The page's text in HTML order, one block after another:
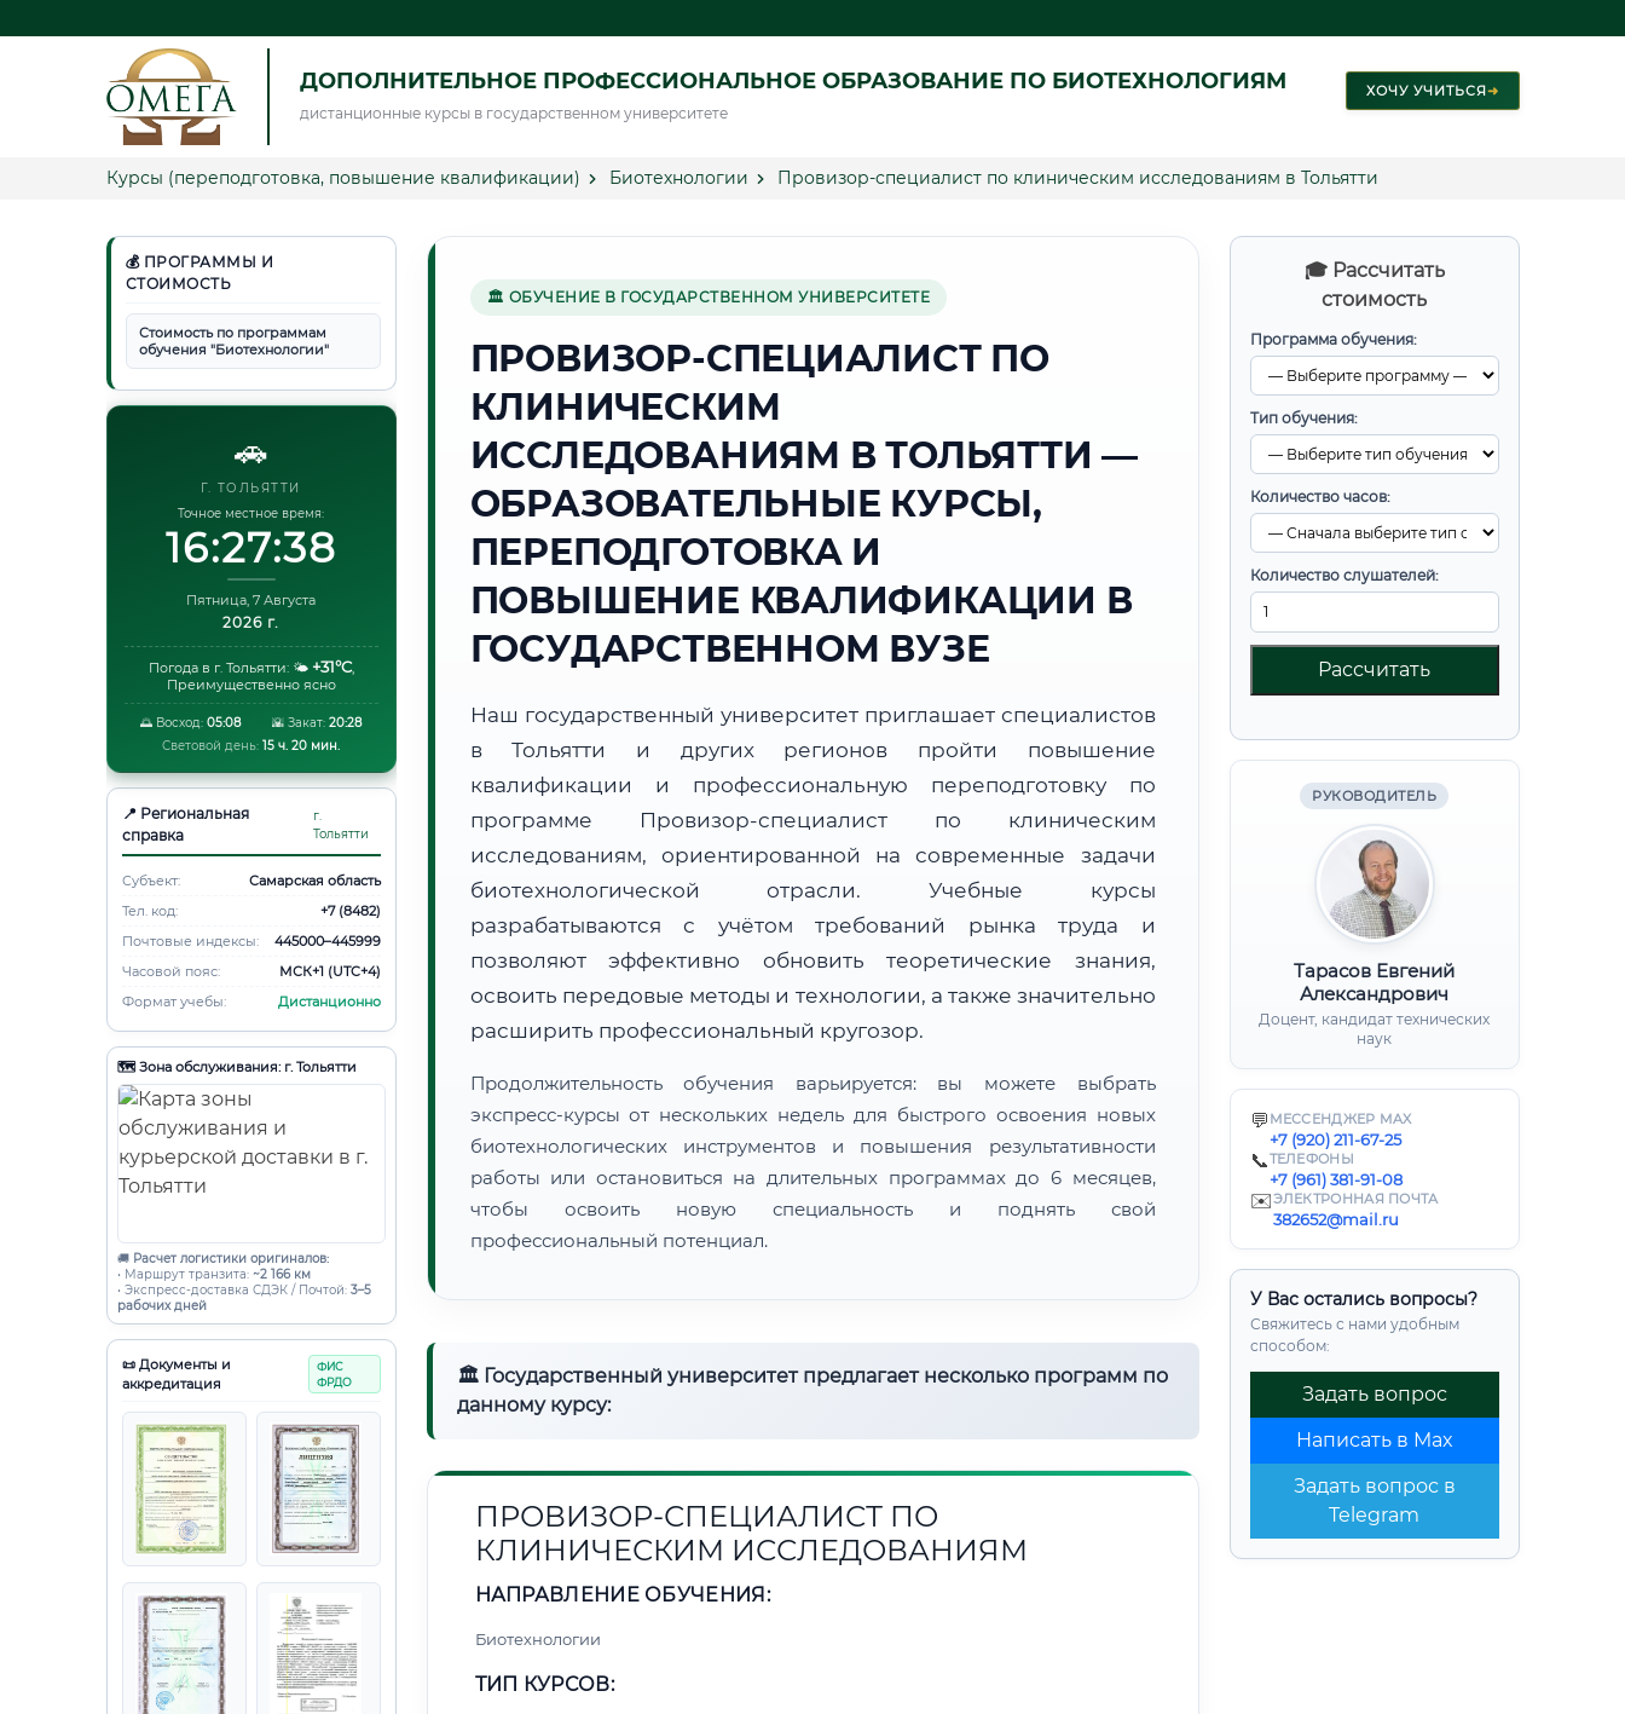
ДОПОЛНИТЕЛЬНОЕ ПРОФЕССИОНАЛЬНОЕ ОБРАЗОВАНИЕ ПО БИОТЕХНОЛОГИЯМ
дистанционные курсы в государственном университете
ХОЧУ УЧИТЬСЯ➜
Курсы (переподготовка, повышение квалификации) Биотехнологии Провизор-специалист по клиническим исследованиям в Тольятти
💰 ПРОГРАММЫ И
СТОИМОСТЬ
Стоимость по программам
обучения "Биотехнологии"
🚗
Г. ТОЛЬЯТТИ
Точное местное время:
16:27:39
Пятница, 7 Августа
2026 г.
Погода в г. Тольятти: 🌤️ +31°C,
Преимущественно ясно
🌅 Восход: 05:08 🌇 Закат:20:28
Световой день: 15 ч. 20 мин.
📍 Региональная
справка
г.
Тольятти
Субъект:
Самарская область
Тел. код:
+7 (8482)
Почтовые индексы:
445000–445999
Часовой пояс:
МСК+1 (UTC+4)
Формат учебы:
Дистанционно
🗺️ Зона обслуживания: г. Тольятти
🚚 Расчет логистики оригиналов:
• Маршрут транзита: ~2 166 км
• Экспресс-доставка СДЭК / Почтой: 3–5
рабочих дней
📜 Документы и
аккредитация
ФИС
ФРДО
🎓 Рассчитать
стоимость
Программа обучения:
Тип обучения:
Количество часов:
Количество слушателей:
Рассчитать
РУКОВОДИТЕЛЬ
Тарасов Евгений
Александрович
Доцент, кандидат технических
наук
💬 МЕССЕНДЖЕР MAX
+7 (920) 211-67-25
📞ТЕЛЕФОНЫ
+7 (961) 381-91-08
✉️ЭЛЕКТРОННАЯ ПОЧТА
382652@mail.ru
У Вас остались вопросы?
Свяжитесь с нами удобным
способом:
Задать вопрос
Написать в Max
Задать вопрос в
Telegram
🏛 ОБУЧЕНИЕ В ГОСУДАРСТВЕННОМ УНИВЕРСИТЕТЕ
ПРОВИЗОР-СПЕЦИАЛИСТ ПО
КЛИНИЧЕСКИМ
ИССЛЕДОВАНИЯМ В ТОЛЬЯТТИ —
ОБРАЗОВАТЕЛЬНЫЕ КУРСЫ,
ПЕРЕПОДГОТОВКА И
ПОВЫШЕНИЕ КВАЛИФИКАЦИИ В
ГОСУДАРСТВЕННОМ ВУЗЕ
Наш государственный университет приглашает специалистов
в Тольятти и других регионов пройти повышение
квалификации и профессиональную переподготовку по
программе Провизор-специалист по клиническим
исследованиям, ориентированной на современные задачи
биотехнологической отрасли. Учебные курсы
разрабатываются с учётом требований рынка труда и
позволяют эффективно обновить теоретические знания,
освоить передовые методы и технологии, а также значительно
расширить профессиональный кругозор.
Продолжительность обучения варьируется: вы можете выбрать
экспресс-курсы от нескольких недель для быстрого освоения новых
биотехнологических инструментов и повышения результативности
работы или остановиться на длительных программах до 6 месяцев,
чтобы освоить новую специальность и поднять свой
профессиональный потенциал.
🏛 Государственный университет предлагает несколько программ по
данному курсу:
ПРОВИЗОР-СПЕЦИАЛИСТ ПО
КЛИНИЧЕСКИМ ИССЛЕДОВАНИЯМ
НАПРАВЛЕНИЕ ОБУЧЕНИЯ:
Биотехнологии
ТИП КУРСОВ: